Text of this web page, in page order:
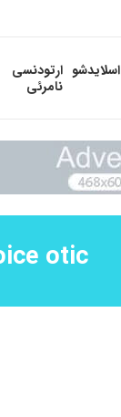
اسلایدشو ارتودنسی
نامرئی
otic